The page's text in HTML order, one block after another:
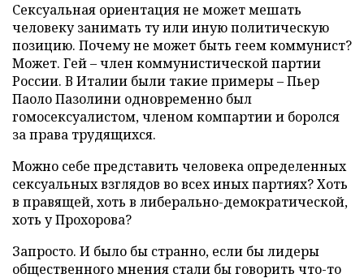
Сексуальная ориентация не может мешать
человеку занимать ту или иную политическую
позицию. Почему не может быть геем коммунист?
Может. Гей – член коммунистической партии
России. В Италии были такие примеры – Пьер
Паоло Пазолини одновременно был
гомосексуалистом, членом компартии и боролся
за права трудящихся.
Можно себе представить человека определенных
сексуальных взглядов во всех иных партиях? Хоть
в правящей, хоть в либерально-демократической,
хоть у Прохорова?
Запросто. И было бы странно, если бы лидеры
общественного мнения стали бы говорить что-то